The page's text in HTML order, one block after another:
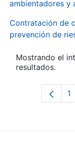
ambientadores y
Contratación de
prevención de
Mostrando el
resultados.
1